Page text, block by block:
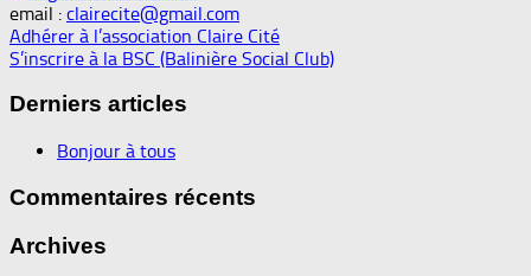
email : clairecite@gmail.com
Adhérer à l’association Claire Cité
S’inscrire à la BSC (Balinière Social Club)
Derniers articles
Bonjour à tous
Commentaires récents
Archives